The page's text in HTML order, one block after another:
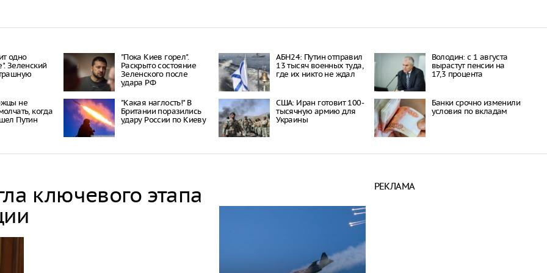
одно
Зеленский
"Пока Киев горел".
Раскрыто состояние
Зеленского после
удара РФ
АБН24: Путин отправил
13 тысяч военных туда,
где их никто не ждал
Володин: с 1 августа
вырастут пенсии на
17,3 процента
не
когда
Путин
"Какая наглость!" В
Британии поразились
удару России по Киеву
США: Иран готовит 100-
тысячную армию для
Украины
Банки срочно изменили
условия по вкладам
ключевого этапа РЕКЛАМА